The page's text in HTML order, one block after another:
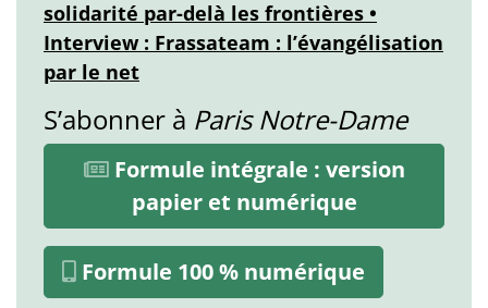
solidarité par-delà les frontières •
Interview : Frassateam : l’évangélisation
par le net
S’abonner à Paris Notre-Dame
Formule intégrale : version
papier et numérique
Formule 100 % numérique